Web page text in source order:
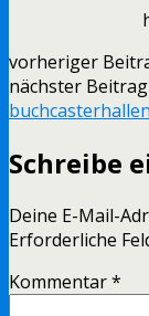
vorheriger
nächster Beitrag
buchcasterhallen
Schreibe
Deine E-Mail-
Erforderliche
Kommentar*